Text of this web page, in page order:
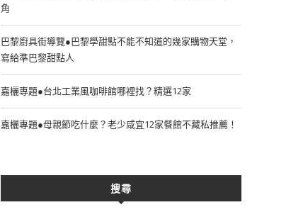
角
巴黎廚具街導覽●巴黎學甜點不能不知道的幾家購物天堂，
寫給準巴黎甜點人
嘉欐專題●台北工業風咖啡館哪裡找？精選12家
嘉欐專題●母親節吃什麼？老少咸宜12家餐館不藏私推薦！
搜尋